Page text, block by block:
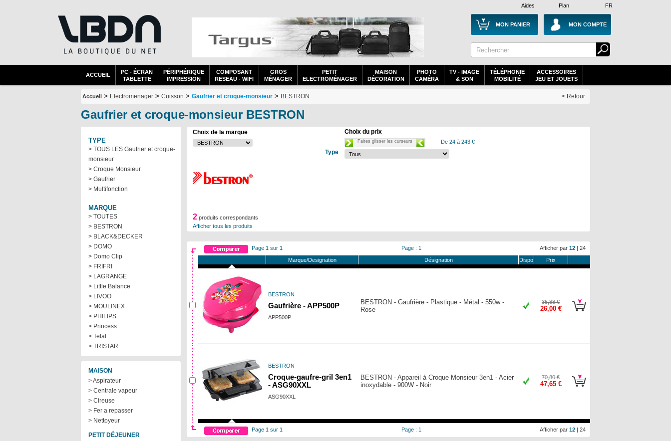
Plan
Aides FR
MON PANIER MON COMPTE
ACCUEIL
PC - ÉCRAN
TABLETTE
PÉRIPHÉRIQUE
IMPRESSION
COMPOSANT
RESEAU - WIFI
GROS
MÉNAGER
PETIT
ELECTROMÉNAGER
MAISON
DÉCORATION
PHOTO
CAMÉRA
TV - IMAGE
& SON
TÉLÉPHONIE
MOBILITÉ
ACCESSOIRES
JEU ET JOUETS
Accueil > Electromenager > Cuisson > Gaufrier et croque-monsieur > BESTRON < Retour
Gaufrier et croque-monsieur BESTRON
TYPE
> TOUS LES Gaufrier et croque-
monsieur
> Croque Monsieur
> Gaufrier
> Multifonction
MARQUE
> TOUTES
> BESTRON
> BLACK&DECKER
> DOMO
> Domo Clip
> FRIFRI
> LAGRANGE
> Little Balance
> LIVOO
> MOULINEX
> PHILIPS
> Princess
> Tefal
> TRISTAR
MAISON
> Aspirateur
> Centrale vapeur
> Cireuse
> Fer a repasser
> Nettoyeur
PETIT DÉJEUNER
Choix de la marque Choix du prix
Faites glisser les curseurs De 24 à 243 €
Type
2 produits correspondants
Afficher tous les produits
Afficher par 12 | 24
Page 1 sur 1
Page : 1
Marque/Designation
Désignation Dispo Prix
BESTRON
Gaufrière - APP500P
APP500P
BESTRON - Gaufrière - Plastique - Métal - 550w -
Rose
35,88 €
26,00 €
BESTRON
Croque-gaufre-gril 3en1
- ASG90XXL
ASG90XXL
BESTRON - Appareil à Croque Monsieur 3en1 - Acier
inoxydable - 900W - Noir
70,80 €
47,65 €
Afficher par 12 | 24
Page 1 sur 1 Page : 1